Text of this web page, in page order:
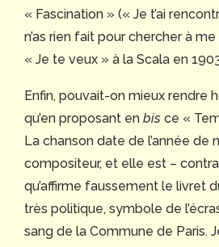
« Fascination » (« Je t’ai
n’as rien fait pour chercher à
« Je te veux » à la Scala en
Enfin, pouvait-on mieux rendre
qu’en proposant en bis ce «
La chanson date de l’année de
compositeur, et elle est –
qu’affirme faussement le livret
très politique, symbole de
sang de la Commune de Paris.